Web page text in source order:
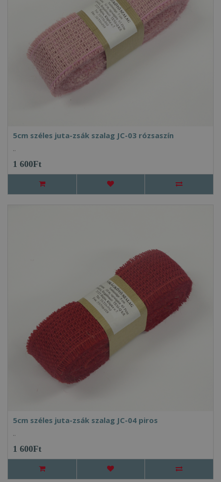
5cm széles juta-zsák szalag JC-03 rózsaszín
..
1 600Ft
5cm széles juta-zsák szalag JC-04 piros
..
1 600Ft